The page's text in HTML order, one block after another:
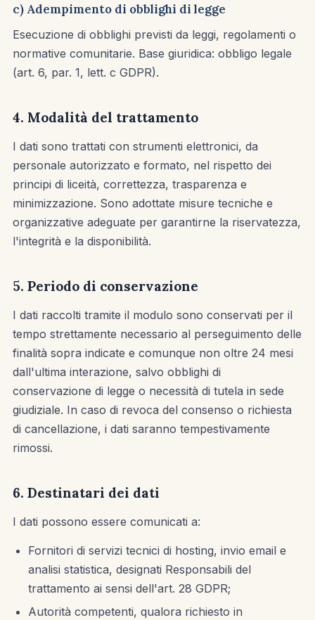
c) Adempimento di obblighi di legge
Esecuzione di obblighi previsti da leggi, regolamenti o
normative comunitarie. Base giuridica: obbligo legale
(art. 6, par. 1, lett. c GDPR).
4. Modalità del trattamento
I dati sono trattati con strumenti elettronici, da
personale autorizzato e formato, nel rispetto dei
principi di liceità, correttezza, trasparenza e
minimizzazione. Sono adottate misure tecniche e
organizzative adeguate per garantirne la riservatezza,
l'integrità e la disponibilità.
5. Periodo di conservazione
I dati raccolti tramite il modulo sono conservati per il
tempo strettamente necessario al perseguimento delle
finalità sopra indicate e comunque non oltre 24 mesi
dall'ultima interazione, salvo obblighi di
conservazione di legge o necessità di tutela in sede
giudiziale. In caso di revoca del consenso o richiesta
di cancellazione, i dati saranno tempestivamente
rimossi.
6. Destinatari dei dati
I dati possono essere comunicati a:
Fornitori di servizi tecnici di hosting, invio email e
analisi statistica, designati Responsabili del
trattamento ai sensi dell'art. 28 GDPR;
Autorità competenti, qualora richiesto in